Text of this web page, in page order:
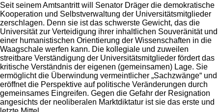
Seit seinem Amtsantritt will Senator Dräger die demokratische
Kooperation und Selbstverwaltung der Universitätsmitglieder
zerschlagen. Denn sie ist das schwerste Gewicht, das die
Universität zur Verteidigung ihrer inhaltlichen Souveränität und
einer humanistischen Orientierung der Wissenschaften in die
Waagschale werfen kann. Die kollegiale und zuweilen
streitbare Verständigung der Universitätsmitglieder fördert das
kritische Verständnis der eigenen (gemeinsamen) Lage. Sie
ermöglicht die Überwindung vermeintlicher „Sachzwänge“ und
eröffnet die Perspektive auf politische Veränderungen durch
gemeinsames Eingreifen. Gegen die Gefahr der Resignation
angesichts der neoliberalen Marktdiktatur ist sie das erste und